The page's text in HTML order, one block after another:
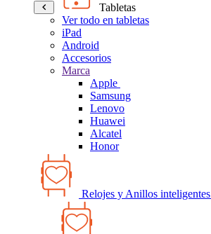
Tabletas
Ver todo en tabletas
iPad
Android
Accesorios
Marca
Apple
Samsung
Lenovo
Huawei
Alcatel
Honor
Relojes y Anillos inteligentes